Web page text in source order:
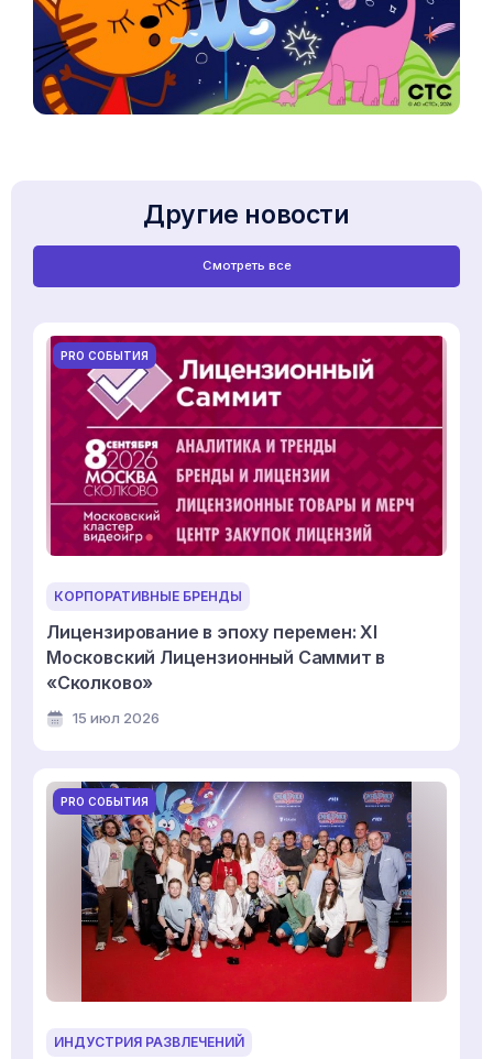
Другие новости
Смотреть все
PRO СОБЫТИЯ
КОРПОРАТИВНЫЕ БРЕНДЫ
Лицензирование в эпоху перемен: XI
Московский Лицензионный Саммит в
«Сколково»
15 июл 2026
PRO СОБЫТИЯ
ИНДУСТРИЯ РАЗВЛЕЧЕНИЙ